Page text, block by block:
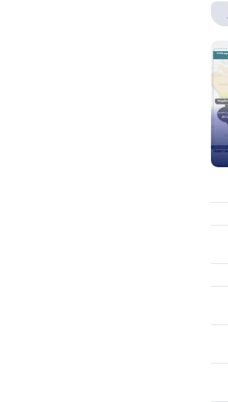
درباره اینفوگرافیک